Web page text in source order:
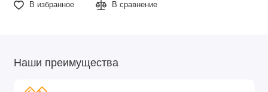
В избранное В сравнение
Наши преимущества